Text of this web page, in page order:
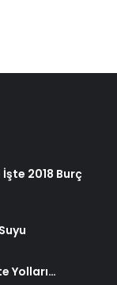
İşte 2018 Burç
Yolları…